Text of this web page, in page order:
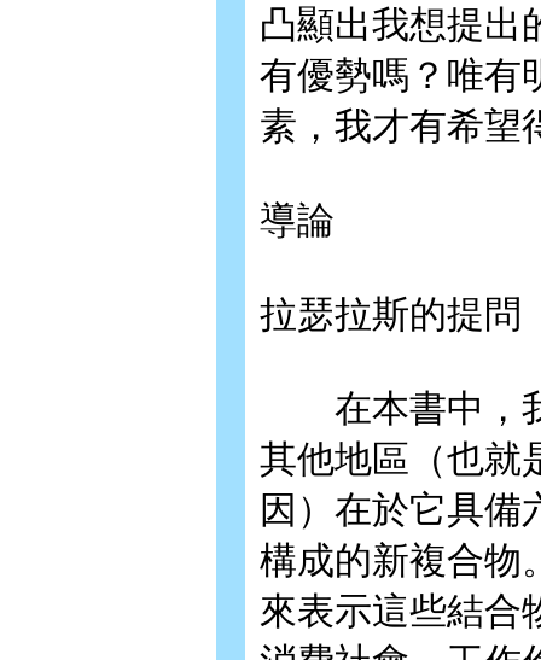
凸顯出我想提出
有優勢嗎？唯有
素，我才有希望
導論
拉瑟拉斯的提問
在本書中，我
其他地區（也就
因）在於它具備
構成的新複合物
來表示這些結合